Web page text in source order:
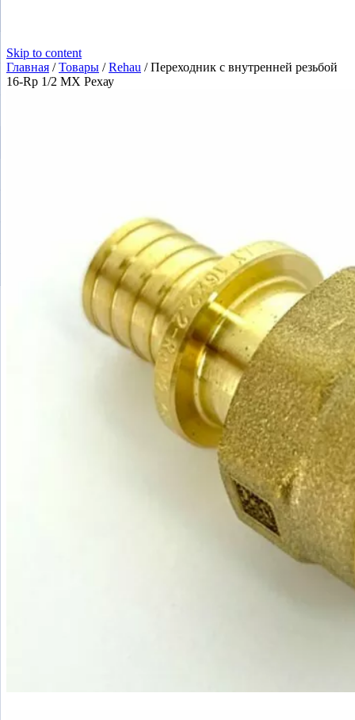
Skip to content
Главная /Товары /Rehau /Переходник с внутренней резьбой
16-Rp 1/2 MX Рехау